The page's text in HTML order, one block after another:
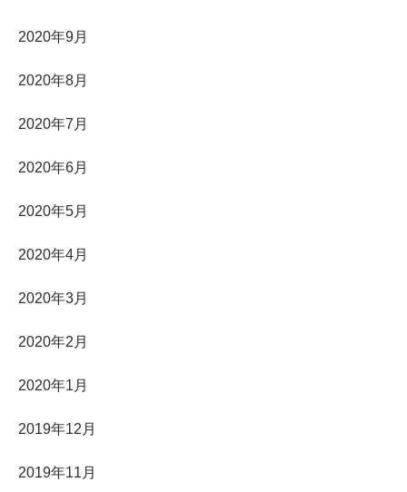
2020年9月
2020年8月
2020年7月
2020年6月
2020年5月
2020年4月
2020年3月
2020年2月
2020年1月
2019年12月
2019年11月